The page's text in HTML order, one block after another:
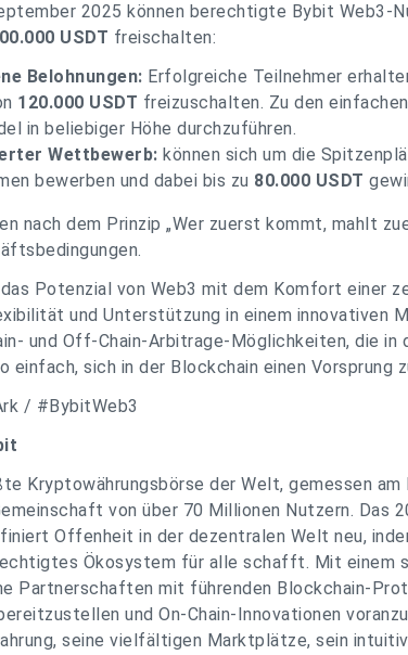
2025 können berechtigte Bybit Web3-
USDT freischalten:
Belohnungen: Erfolgreiche Teilnehmer
120.000 USDT freizuschalten. Zu den
in beliebiger Höhe durchzuführen.
Wettbewerb: können sich um die
bewerben und dabei bis zu 80.000 USDT
nach dem Prinzip „Wer zuerst kommt, mahlt
Potenzial von Web3 mit dem Komfort einer
und Unterstützung in einem innovativen
und Off-Chain-Arbitrage-Möglichkeiten, die in
einfach, sich in der Blockchain einen Vorsprung
/ #BybitWeb3
Kryptowährungsbörse der Welt, gemessen am
von über 70 Millionen Nutzern. Das
Offenheit in der dezentralen Welt neu,
Ökosystem für alle schafft. Mit einem
Partnerschaften mit führenden Blockchain-
und On-Chain-Innovationen
seine vielfältigen Marktplätze, sein